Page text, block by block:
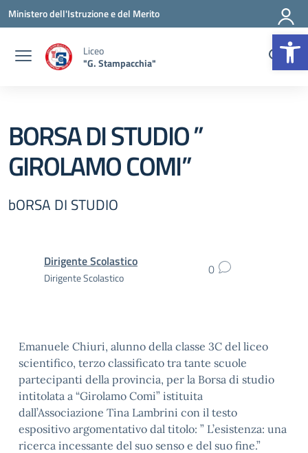
Vai ai contenuti
Vai al menu di navigazione
Vai al footer
Ministero dell'Istruzione e del Merito
Liceo
"G. Stampacchia"
BORSA DI STUDIO ”
GIROLAMO COMI”
bORSA DI STUDIO
Dirigente Scolastico
Dirigente Scolastico 0
Emanuele Chiuri, alunno della classe 3C del liceo
scientifico, terzo classificato tra tante scuole
partecipanti della provincia, per la Borsa di studio
intitolata a “Girolamo Comi” istituita
dall’Associazione Tina Lambrini con il testo
espositivo argomentativo dal titolo: ” L’esistenza: una
ricerca incessante del suo senso e del suo fine.”